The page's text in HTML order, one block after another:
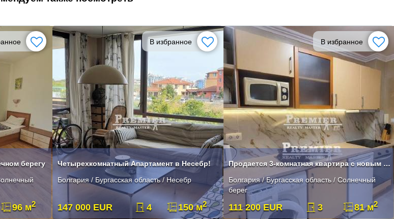
берегу
96 м2
В избранное
Четырехкомнатный Апартамент в Несебр!
Болгария / Бургасская область / Несебр
147 000 EUR 4 150 м2
В избранное
Продается 3-комнатная квартира с новым дизайнерским ремонтом в центре
Болгария / Бургасская область / Солнечный
берег
111 200 EUR 3 81 м2